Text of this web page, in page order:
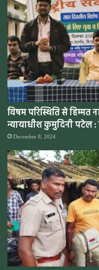
विषम परिस्थिति से हिम्मत
न्यायाधीश कुमुदिनी पटेल
December 8, 2024